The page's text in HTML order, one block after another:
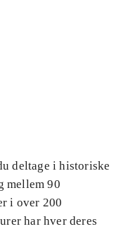
deltage i historiske
mellem 90
i over 200
har hver deres